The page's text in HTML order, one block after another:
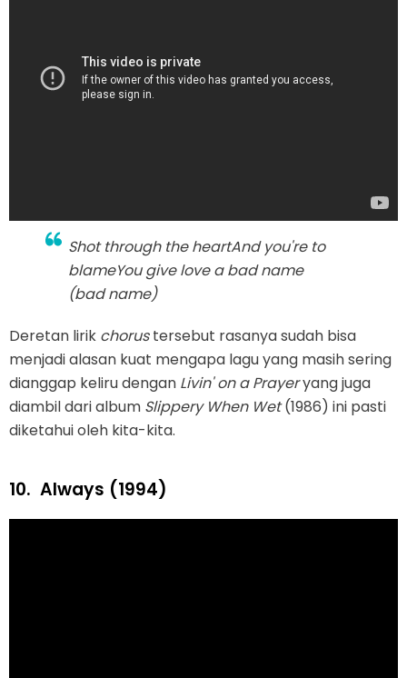
Shot through the heartAnd you're to
blameYou give love a bad name
(bad name)
Deretan lirik chorustersebut rasanya sudah bisa
menjadi alasan kuat mengapa lagu yang masih sering
dianggap keliru dengan Livin' on a Prayeryang juga
diambil dari album Slippery When Wet(1986) ini pasti
diketahui oleh kita-kita.
10. Always (1994)